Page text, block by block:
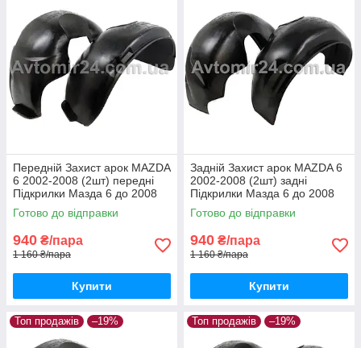
Передній Захист арок MAZDA
6 2002-2008 (2шт) передні
Підкрилки Мазда 6 до 2008
пара передніх
Готово до відправки
940 ₴/пара
1 160 ₴/пара
Купити
Задній Захист арок MAZDA 6
2002-2008 (2шт) задні
Підкрилки Мазда 6 до 2008
пара задніх
Готово до відправки
940 ₴/пара
1 160 ₴/пара
Купити
Топ продажів –19% Топ продажів –19%